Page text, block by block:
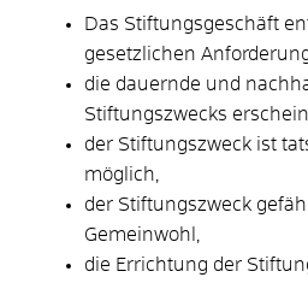
Das Stiftungsgeschäft
gesetzlichen
die dauernde und
Stiftungszwecks
der Stiftungszweck ist
möglich,
der Stiftungszweck
Gemeinwohl,
die Errichtung der